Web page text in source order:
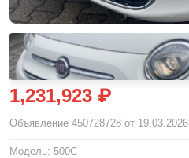
1,231,923 ₽
Объявление 450728728 от 19.03.2026
Модель: 500C